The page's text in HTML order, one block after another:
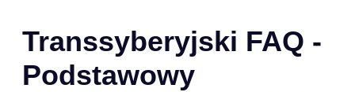
Transsyberyjski FAQ -
Podstawowy